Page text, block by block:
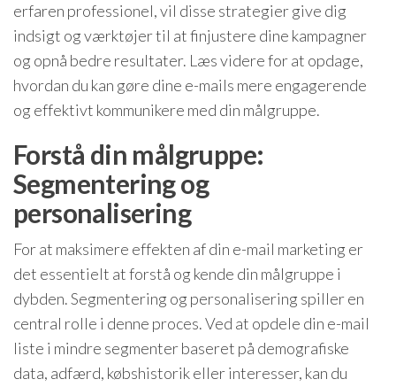
erfaren professionel, vil disse strategier give dig
indsigt og værktøjer til at finjustere dine kampagner
og opnå bedre resultater. Læs videre for at opdage,
hvordan du kan gøre dine e-mails mere engagerende
og effektivt kommunikere med din målgruppe.
Forstå din målgruppe:
Segmentering og
personalisering
For at maksimere effekten af din e-mail marketing er
det essentielt at forstå og kende din målgruppe i
dybden. Segmentering og personalisering spiller en
central rolle i denne proces. Ved at opdele din e-mail
liste i mindre segmenter baseret på demografiske
data, adfærd, købshistorik eller interesser, kan du